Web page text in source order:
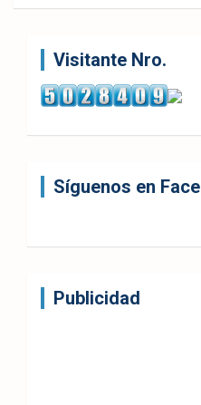
Visitante Nro.
Síguenos en
Publicidad